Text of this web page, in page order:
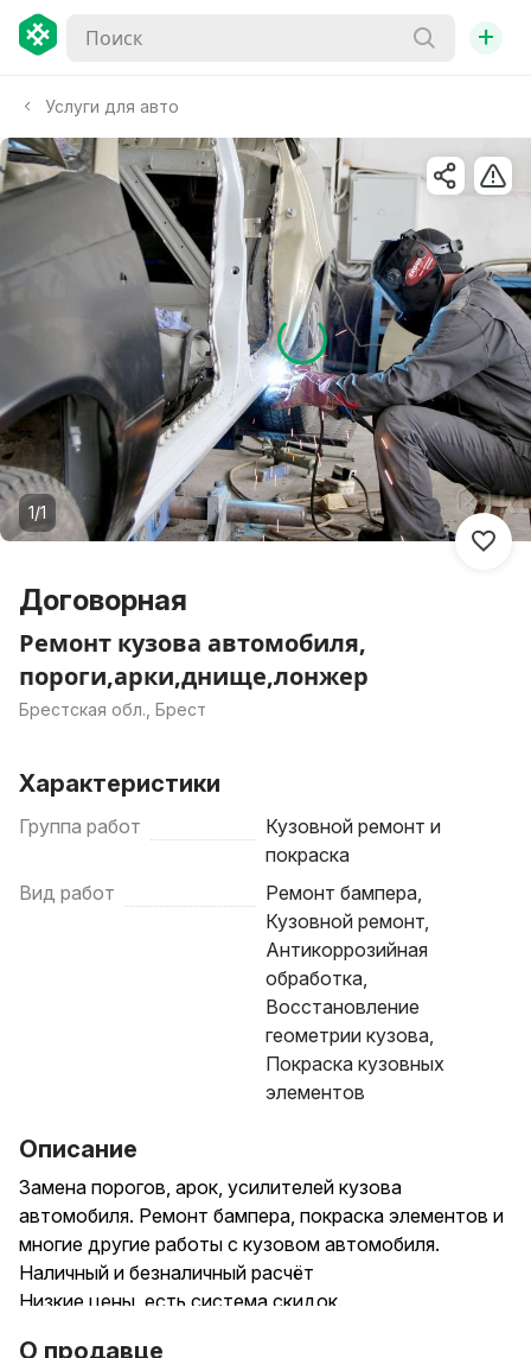
+
Услуги для авто
1/1
Договорная
Ремонт кузова автомобиля,
пороги,арки,днище,лонжер
Брестская обл., Брест
Характеристики
Группа работ
Кузовной ремонт и
покраска
Вид работ
Ремонт бампера,
Кузовной ремонт,
Антикоррозийная
обработка,
Восстановление
геометрии кузова,
Покраска кузовных
элементов
Описание
Замена порогов, арок, усилителей кузова
автомобиля. Ремонт бампера, покраска элементов и
многие другие работы с кузовом автомобиля.
Наличный и безналичный расчёт
Низкие цены, есть система скидок.
О продавце